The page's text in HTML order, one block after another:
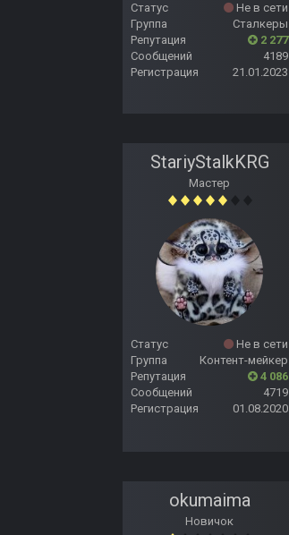
Статус
Не в сети
Группа
Сталкеры
Репутация
2 277
Сообщений
4189
Регистрация
21.01.2023
StariyStalkKRG
Мастер
Статус
Не в сети
Группа
Контент-мейкер
Репутация
4 086
Сообщений
4719
Регистрация
01.08.2020
okumaima
Новичок